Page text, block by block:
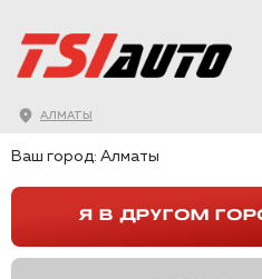
АЛМАТЫ
ШУМОИЗОЛЯЦИЯ VW POLO 6
Ваш город: Алматы
Я В ДРУГОМ